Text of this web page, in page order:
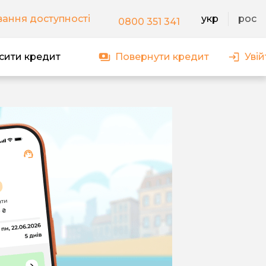
доступності 0800 351 341 укр рoс
кредит Повернути кредит